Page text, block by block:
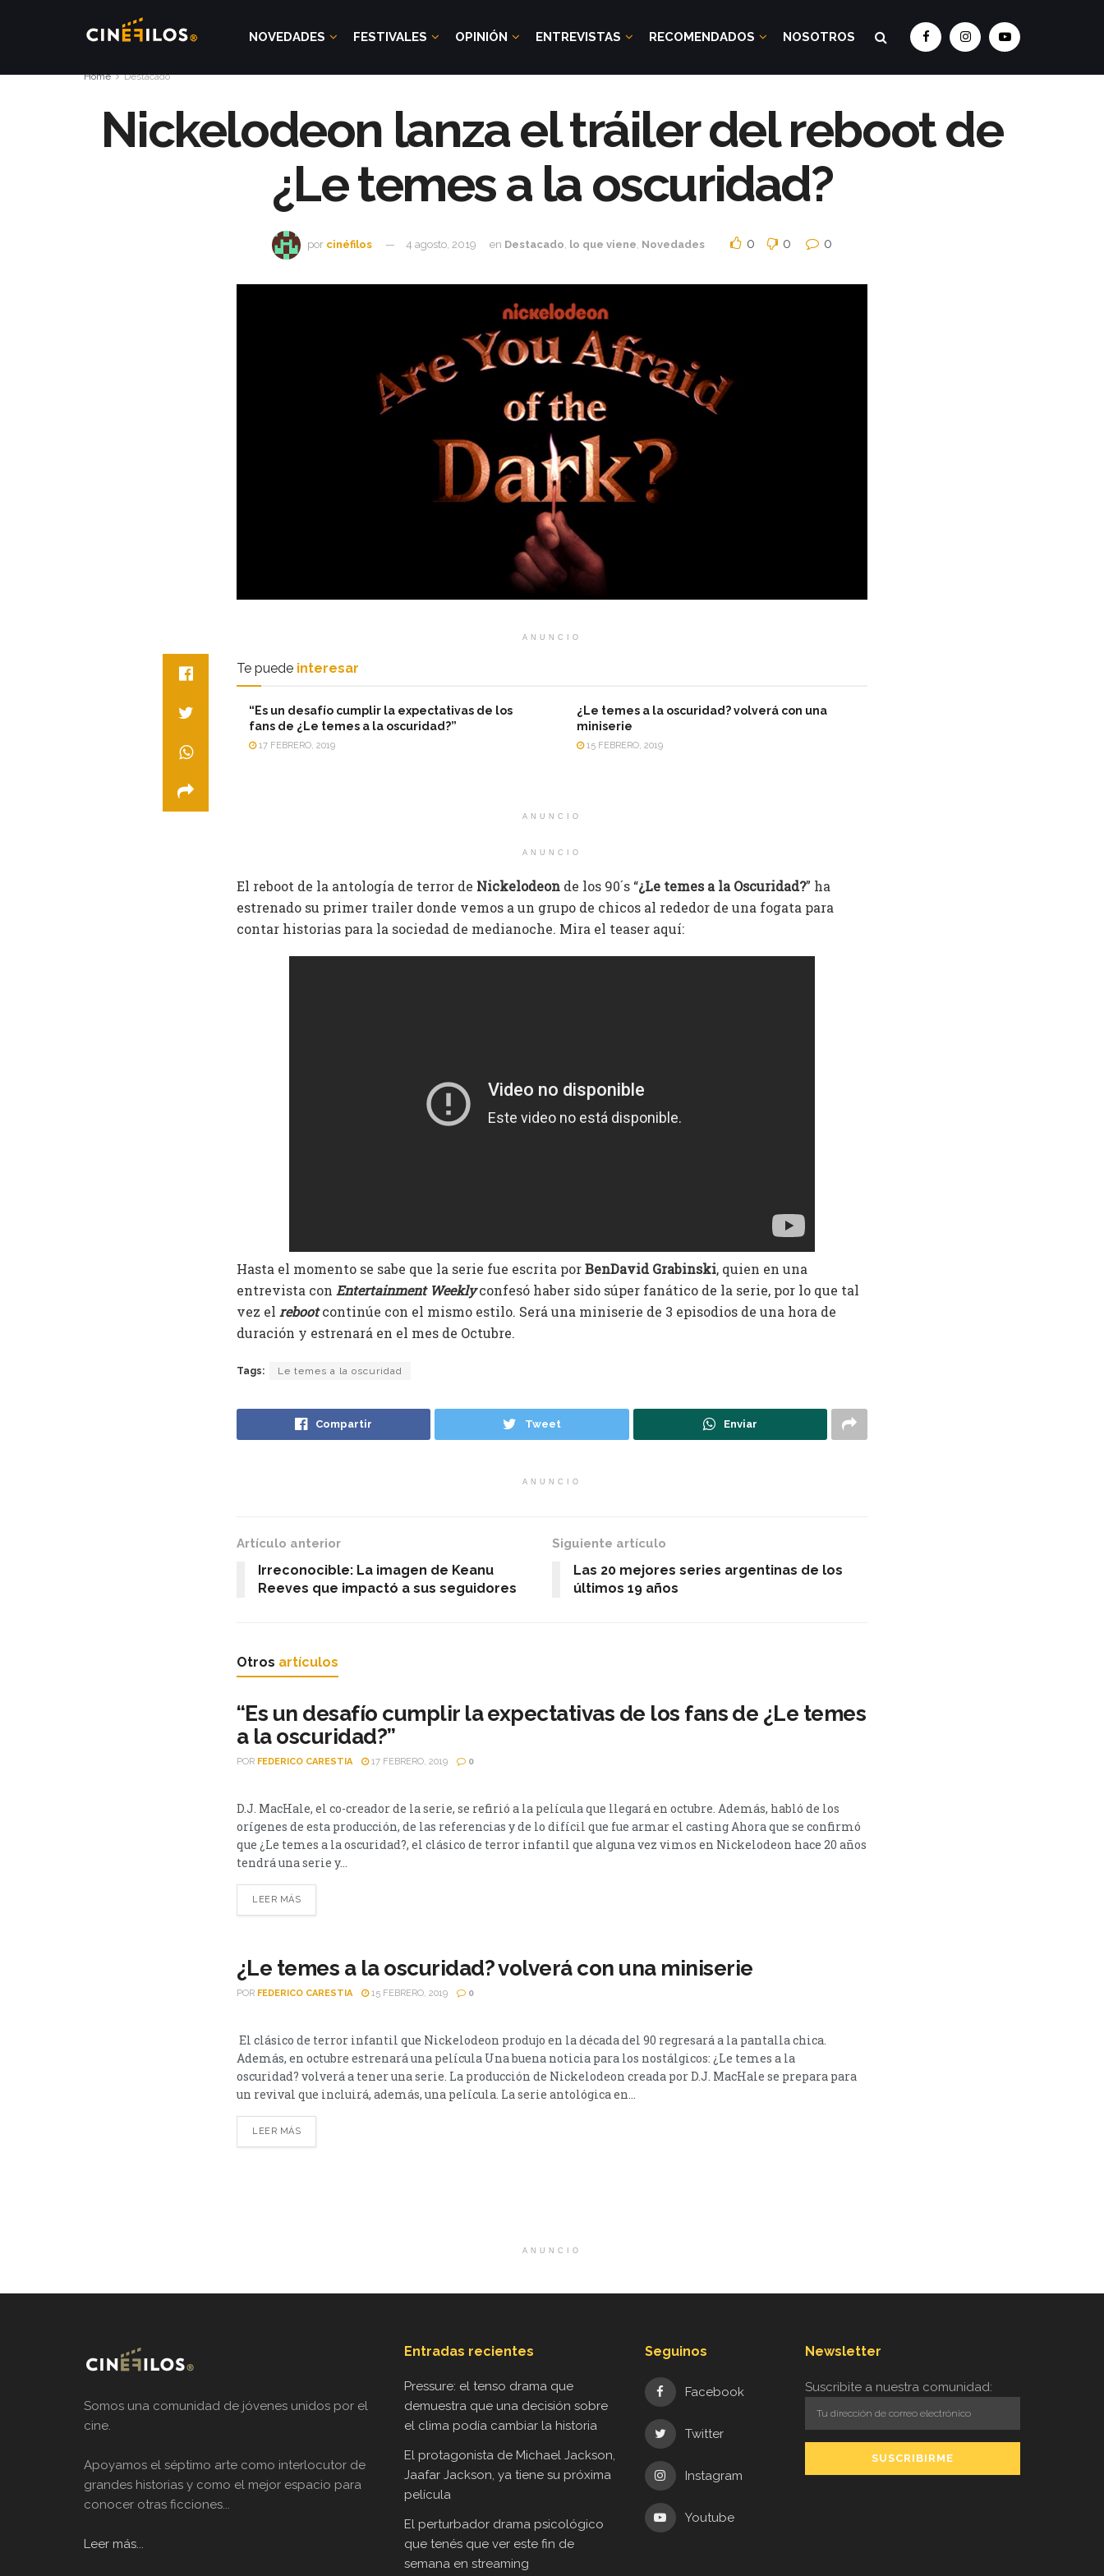
NOVEDADES FESTIVALES OPINIÓN ENTREVISTAS RECOMENDADOS NOSOTROS
Home Destacado
Nickelodeon lanza el tráiler del reboot de
¿Le temes a la oscuridad?
por cinéfilos 4 agosto, 2019 en Destacado lo que viene Novedades 0 0 0
ANUNCIO
Te puede interesar
“Es un desafío cumplir la expectativas de los
fans de ¿Le temes a la oscuridad?”
17 FEBRERO, 2019
¿Le temes a la oscuridad? volverá con una
miniserie
15 FEBRERO, 2019
ANUNCIO
ANUNCIO
El reboot de la antología de terror de Nickelodeon de los 90´s “¿Le temes a la Oscuridad?” ha
estrenado su primer trailer donde vemos a un grupo de chicos al rededor de una fogata para
contar historias para la sociedad de medianoche. Mira el teaser aquí:
Hasta el momento se sabe que la serie fue escrita porBenDavid Grabinski, quien en una
entrevista con Entertainment Weeklyconfesó haber sido súper fanático de la serie, por lo que tal
vez el rebootcontinúe con el mismo estilo. Será una miniserie de 3 episodios de una hora de
duración y estrenará en el mes de Octubre.
Tags: Le temes a la oscuridad
Compartir Tweet Enviar
ANUNCIO
Artículo anterior
Irreconocible: La imagen de Keanu
Reeves que impactó a sus seguidores
Siguiente artículo
Las 20 mejores series argentinas de los
últimos 19 años
Otros artículos
“Es un desafío cumplir la expectativas de los fans de ¿Le temes
a la oscuridad?”
POR FEDERICO CARESTIA 17 FEBRERO, 2019 0
ENTREVISTAS
D.J. MacHale, el co-creador de la serie, se refirió a la película que llegará en octubre. Además, habló de los
orígenes de esta producción, de las referencias y de lo difícil que fue armar el casting Ahora que se confirmó
que ¿Le temes a la oscuridad?, el clásico de terror infantil que alguna vez vimos en Nickelodeon hace 20 años
tendrá una serie y...
LEER MÁS
¿Le temes a la oscuridad? volverá con una miniserie
POR FEDERICO CARESTIA 15 FEBRERO, 2019 0
LO QUE VIENE
El clásico de terror infantil que Nickelodeon produjo en la década del 90 regresará a la pantalla chica.
Además, en octubre estrenará una película Una buena noticia para los nostálgicos: ¿Le temes a la
oscuridad? volverá a tener una serie. La producción de Nickelodeon creada por D.J. MacHale se prepara para
un revival que incluirá, además, una película. La serie antológica en...
LEER MÁS
ANUNCIO
Somos una comunidad de jóvenes unidos por el
cine.
Apoyamos el séptimo arte como interlocutor de
grandes historias y como el mejor espacio para
conocer otras ficciones...
Leer más...
Entradas recientes
Pressure: el tenso drama que
demuestra que una decisión sobre
el clima podía cambiar la historia
El protagonista de Michael Jackson,
Jaafar Jackson, ya tiene su próxima
película
El perturbador drama psicológico
que tenés que ver este fin de
semana en streaming
Seguinos
Facebook
Twitter
Instagram
Youtube
Newsletter
Suscribite a nuestra comunidad: